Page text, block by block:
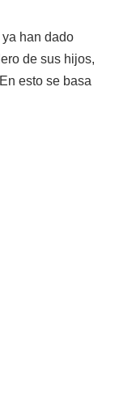
han dado
de sus hijos,
esto se basa